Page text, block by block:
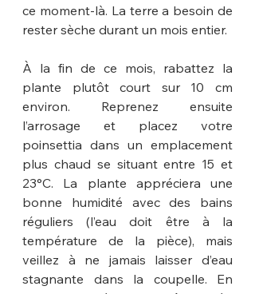
ce moment-là. La terre a besoin de
rester sèche durant un mois entier.
À la fin de ce mois, rabattez la
plante plutôt court sur 10 cm
environ. Reprenez ensuite
l’arrosage et placez votre
poinsettia dans un emplacement
plus chaud se situant entre 15 et
23°C. La plante appréciera une
bonne humidité avec des bains
réguliers (l’eau doit être à la
température de la pièce), mais
veillez à ne jamais laisser d’eau
stagnante dans la coupelle. En